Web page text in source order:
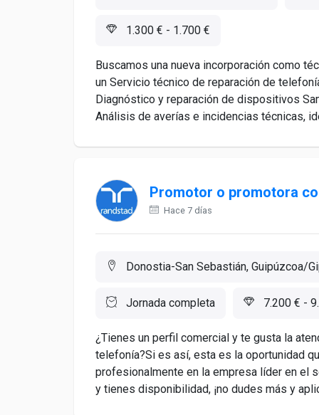
1.300 € - 1.700 €
Buscamos una nueva incorporación como
un Servicio técnico de reparación de
Diagnóstico y reparación de dispositivos
Análisis de averías e incidencias técnicas,
Promotor o promotora
Hace 7 días
Donostia-San Sebastián, Guipúzcoa/
Jornada completa 7.200 € -
¿Tienes un perfil comercial y te gusta la
telefonía?Si es así, esta es la oportunidad
profesionalmente en la empresa líder en el
y tienes disponibilidad, ¡no dudes más y